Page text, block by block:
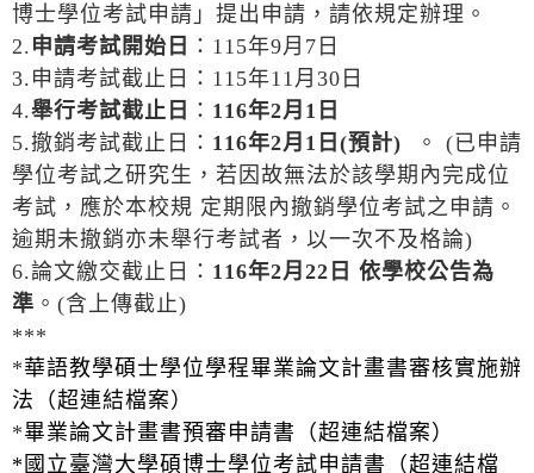
博士學位考試申請」提出申請，請依規定辦理。
2. 申請考試開始日 ：115年9月7日
3.申請考試截止日：115年11月30日
4.舉行考試截止日 ： 116年2月 1 日
5.撤銷考試截止日： 116年2月 1 日 (預計)
。 (已申請
學位考試之研究生，若因故無法於該學期內完成位
考試，應於本校規 定期限內撤銷學位考試之申請。
逾期未撤銷亦未舉行考試者，以一次不及格論)
6.論文繳交截止日： 116年2月 22 日 依學校公告為
準 。(含上傳截止)
***
*華語教學碩士學位學程畢業論文計畫書審核實施辦
法（超連結檔案）
*畢業論文計畫書預審申請書（超連結檔案）
*國立臺灣大學碩博士學位考試申請書（超連結檔